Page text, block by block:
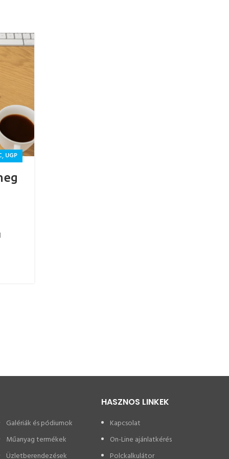
, UGP
Galériák és pódiumok
Műanyag termékek
Üzletberendezések
HASZNOS LINKEK
Kapcsolat
On-Line ajánlatkérés
Polckalkulátor